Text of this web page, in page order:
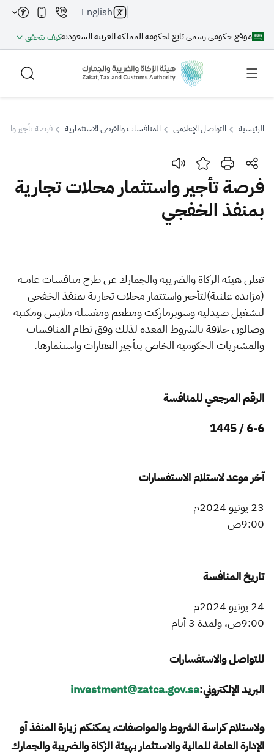
موقع حكومي رسمي تابع لحكومة المملكة العربية السعوديةكيف تتحقق
English
بحث
بحث بحث AI
الزكاة الجمارك
ضريبة القيمة المضافة
الإقرار الضريبي
التصرفات العقارية
الرئيسية التواصل الإعلامي المنافسات والفرص الاستثمارية فرصة تأجير
فرصة تأجير واستثمار محلات تجارية
بمنفذ الخفجي
تعلن هيئة الزكاة والضريبة والجمارك عن طرح منافسات عامــة
(مزايدة علنية)لتأجير واستثمار محلات تجارية بمنفذ الخفجي
لتشغيل صيدلية وسوبرماركتومطعم ومغسلة ملابس ومكتبة
وصالون حلاقة بالشروط المعدة لذلكوفق نظام المنافسات
والمشتريات الحكومية الخاص بتأجير العقارات واستثمارها.
الرقم المرجعي للمنافسة
6-6 / 1445
آخر موعد لاستلام الاستفسارات
23 يونيو 2024م
9:00ص
تاريخ المنافسة
24 يونيو 2024م
9:00ص، ولمدة 3 أيام
للتواصل والاستفسارات
البريد الإلكتروني:investment@zatca.gov.sa
ولاستلام كراسة الشروط والمواصفات، يمكنكم زيارة المنفذ أو
الإدارة العامة للمالية والاستثمار بهيئة الزكاة والضريبة والجمارك